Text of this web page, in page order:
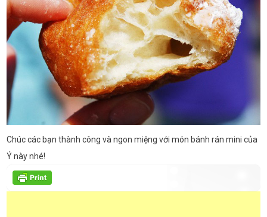
Chúc các bạn thành công và ngon miệng với món bánh rán mini của
Ý này nhé!